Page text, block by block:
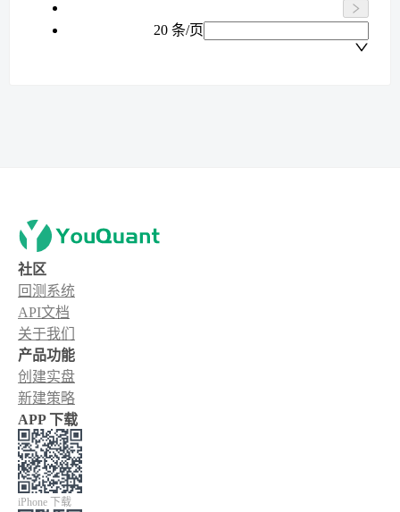
20 条/页
社区
回测系统
API文档
关于我们
产品功能
创建实盘
新建策略
APP 下载
iPhone 下载